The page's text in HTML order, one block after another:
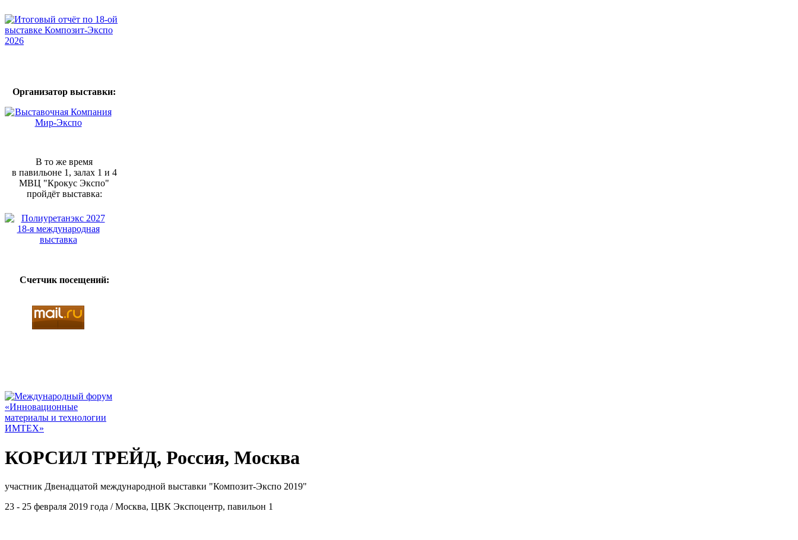
Организатор выставки:
В то же время
в павильоне 1, залах 1 и 4
МВЦ "Крокус Экспо"
пройдёт выставка:
Счетчик посещений:
КОРСИЛ ТРЕЙД, Россия, Москва
участник Двенадцатой международной выставки "Композит-Экспо 2019"
23 - 25 февраля 2019 года / Москва, ЦВК Экспоцентр, павильон 1